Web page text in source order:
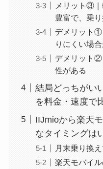
メリット③
豊富で、乗
デメリット①
りにくい場
デメリット②
性がある
結局どっちがい
を料金・速度で
IIJmioから楽天
なタイミングは
月末乗り換
楽天モバイ